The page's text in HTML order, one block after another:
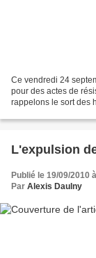
Ce vendredi 24
pour des actes de
rappelons le sort des
L'expulsion
Publié le 19/09/2010
Par Alexis Daulny